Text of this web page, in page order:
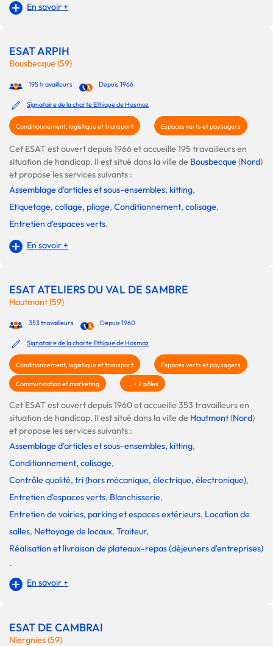
En savoir +
ESAT ARPIH
Bousbecque (59)
195 travailleurs Depuis 1966
Signataire de la charte Ethique de Hosmoz
Conditionnement, logistique et transport Espaces verts et paysagers
Cet ESAT est ouvert depuis 1966 et accueille 195 travailleurs en
situation de handicap. Il est situé dans la ville de Bousbecque(Nord)
et propose les services suivants :
Assemblage d'articles et sous-ensembles, kitting,
Etiquetage, collage, pliage, Conditionnement, colisage,
Entretien d'espaces verts.
En savoir +
ESAT ATELIERS DU VAL DE SAMBRE
Hautmont (59)
353 travailleurs Depuis 1960
Signataire de la charte Ethique de Hosmoz
Conditionnement, logistique et transport Espaces verts et paysagers
Communication et marketing ... + 2 pôles
Cet ESAT est ouvert depuis 1960 et accueille 353 travailleurs en
situation de handicap. Il est situé dans la ville de Hautmont(Nord)
et propose les services suivants :
Assemblage d'articles et sous-ensembles, kitting,
Conditionnement, colisage,
Contrôle qualité, tri (hors mécanique, électrique, électronique),
Entretien d'espaces verts, Blanchisserie,
Entretien de voiries, parking et espaces extérieurs, Location de
salles, Nettoyage de locaux, Traiteur,
Réalisation et livraison de plateaux-repas (déjeuners d'entreprises)
.
En savoir +
ESAT DE CAMBRAI
Niergnies (59)